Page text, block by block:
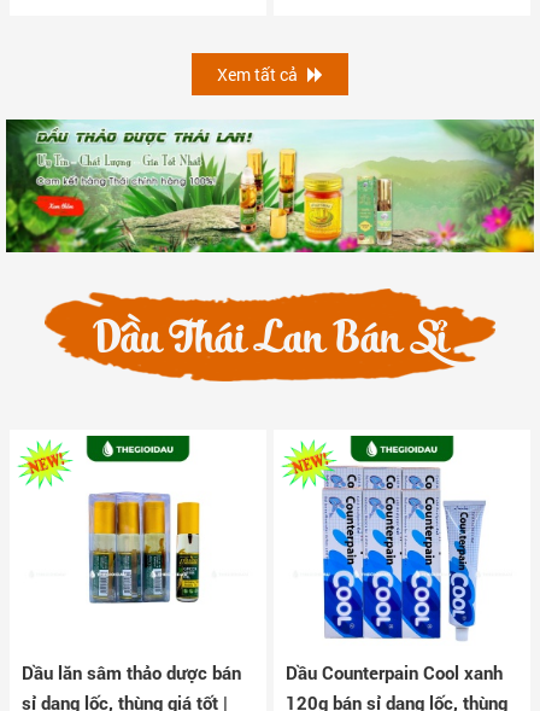
Xem tất cả
Dầu Thái Lan Bán Sỉ
Dầu lăn sâm thảo dược bán
sỉ dạng lốc, thùng giá tốt |
Dầu Counterpain Cool xanh
120g bán sỉ dạng lốc, thùng